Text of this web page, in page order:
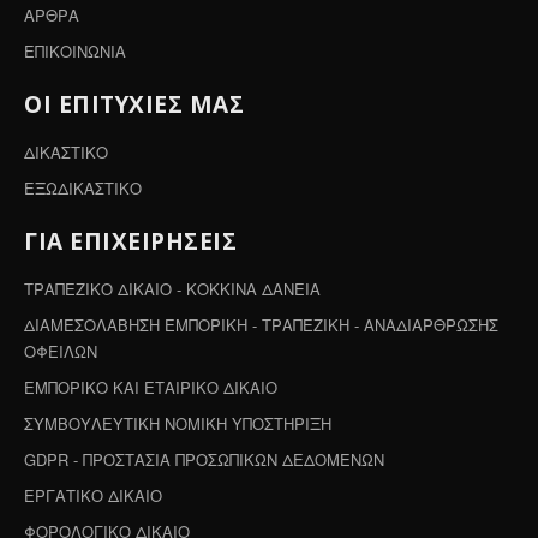
ΑΡΘΡΑ
ΕΠΙΚΟΙΝΩΝΙΑ
ΟΙ ΕΠΙΤΥΧΙΕΣ ΜΑΣ
ΔΙΚΑΣΤΙΚΟ
ΕΞΩΔΙΚΑΣΤΙΚΟ
ΓΙΑ ΕΠΙΧΕΙΡΗΣΕΙΣ
ΤΡΑΠΕΖΙΚΟ ΔΙΚΑΙΟ - ΚΟΚΚΙΝΑ ΔΑΝΕΙΑ
ΔΙΑΜΕΣΟΛΑΒΗΣΗ ΕΜΠΟΡΙΚΗ - ΤΡΑΠΕΖΙΚΗ - ΑΝΑΔΙΑΡΘΡΩΣΗΣ
ΟΦΕΙΛΩΝ
ΕΜΠΟΡΙΚΟ ΚΑΙ ΕΤΑΙΡΙΚΟ ΔΙΚΑΙΟ
ΣΥΜΒΟΥΛΕΥΤΙΚΗ ΝΟΜΙΚΗ ΥΠΟΣΤΗΡΙΞΗ
GDPR - ΠΡΟΣΤΑΣΙΑ ΠΡΟΣΩΠΙΚΩΝ ΔΕΔΟΜΕΝΩΝ
ΕΡΓΑΤΙΚΟ ΔΙΚΑΙΟ
ΦΟΡΟΛΟΓΙΚΟ ΔΙΚΑΙΟ